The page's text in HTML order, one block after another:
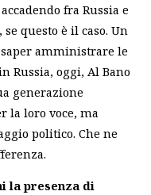
fra Russia e
questo è il caso. Un
amministrare le
Russia, oggi, Al Bano
generazione
la loro voce, ma
politico. Che ne
la presenza di